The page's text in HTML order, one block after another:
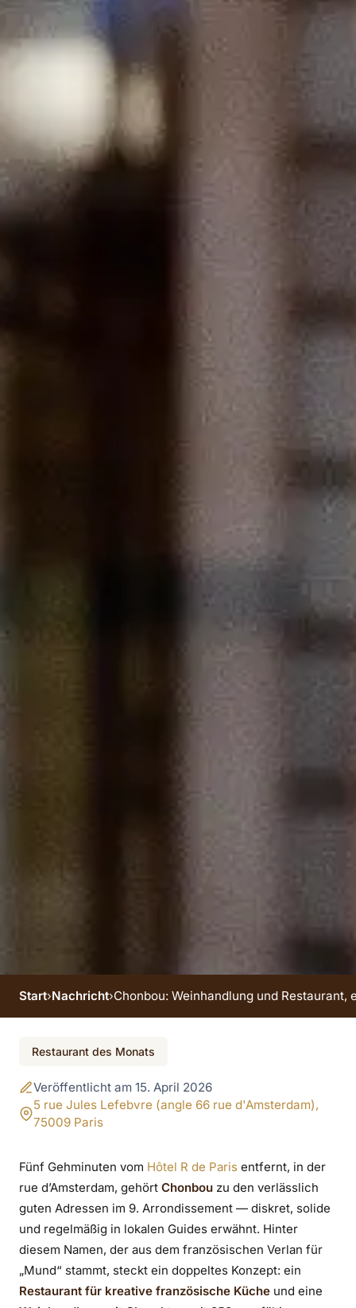
Chonbou:
Weinhandlung und
Restaurant, eine
dem Hotel
Start›Nachricht›Chonbou: Weinhandlung und Restaurant,
Restaurant des Monats
Veröffentlicht am 15. April 2026
5 rue Jules Lefebvre (angle 66 rue d'Amsterdam),
75009 Paris
Fünf Gehminuten vom Hôtel R de Paris entfernt, in der
rue d’Amsterdam, gehört Chonbou zu den verlässlich
guten Adressen im 9. Arrondissement — diskret, solide
und regelmäßig in lokalen Guides erwähnt. Hinter
diesem Namen, der aus dem französischen Verlan für
„Mund“ stammt, steckt ein doppeltes Konzept: ein
Restaurant für kreative französische Küche und eine